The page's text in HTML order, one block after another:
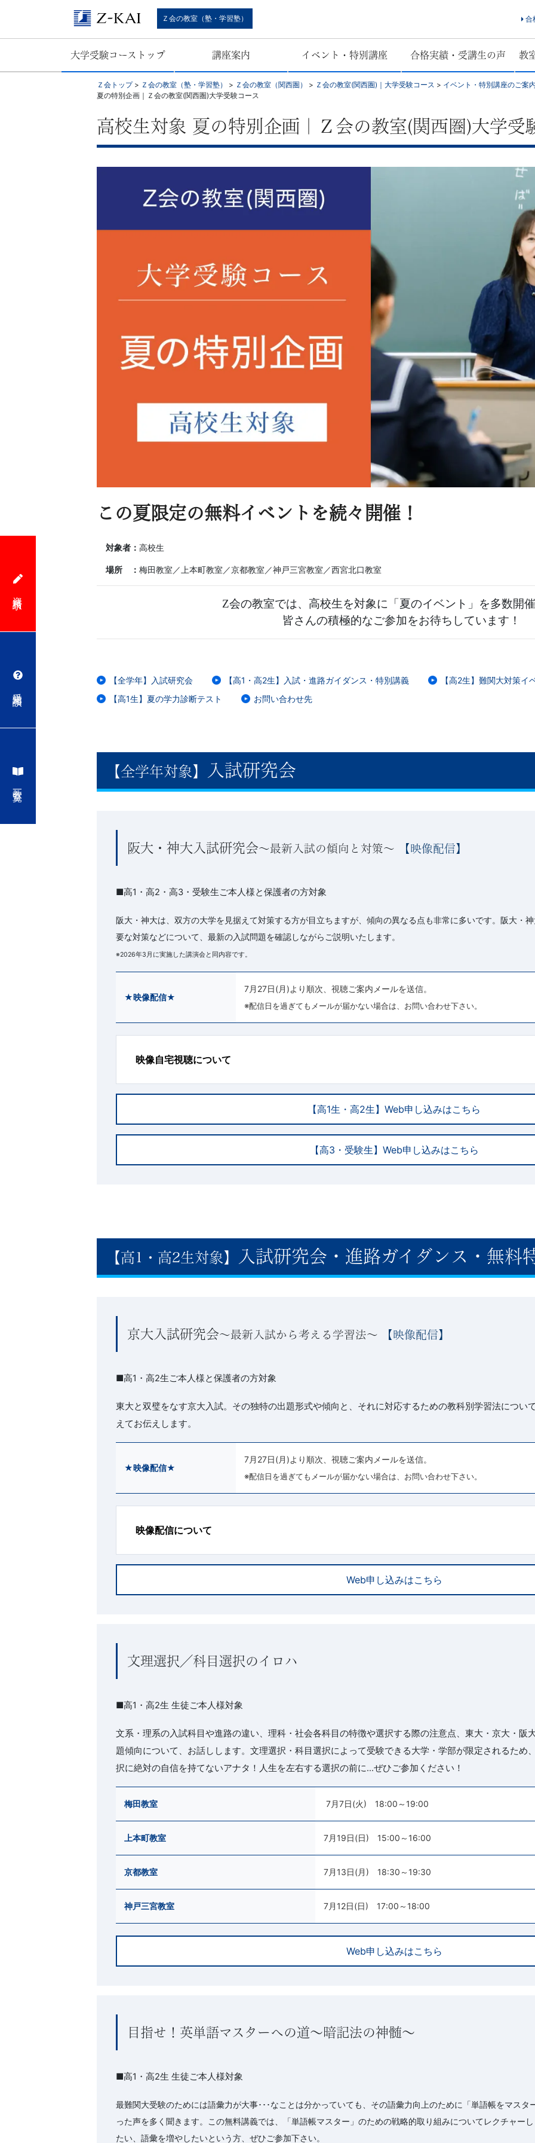
関
校
Ｚ会の教室（塾・学習塾） 合
大学受験コーストップ 講座案内 イベント・特別講座 合格実績・受講生の声 教
Ｚ会トップ> Ｚ会の教室（塾・学習塾） > Ｚ会の教室（関西圏） > Ｚ会の教室(関西圏)｜大学受験コース > イベント・特別講座のご案
夏の特別企画｜Ｚ会の教室(関西圏)大学受験コース
高校生対象 夏の特別企画｜Ｚ会の教室(関西圏)大学受
この夏限定の無料イベントを続々開催！
対象者： 高校生
場所 ： 梅田教室／上本町教室／京都教室／神戸三宮教室／西宮北口教室
Z会の教室では、高校生を対象に「夏のイベント」を多数開
皆さんの積極的なご参加をお待ちしています！
【全学年】入試研究会 【高1・高2生】入試・進路ガイダンス・特別講義
【高2生】難関大対策イ
【高1生】夏の学力診断テスト
お問い合わせ先
【全学年対象】 入試研究会
阪大・神大入試研究会～最新入試の傾向と対策～ 【映像配信】
■高1・高2・高3・受験生ご本人様と保護者の方対象
阪大・神大は、双方の大学を見据えて対策する方が目立ちますが、傾向の異なる点も非常に多いです。阪大・
要な対策などについて、最新の入試問題を確認しながらご説明いたします。
※2026年3月に実施した講演会と同内容です。
★映像配信★
7月27日(月)より順次、視聴ご案内メールを送信。
※配信日を過ぎてもメールが届かない場合は、お問い合わせ下さい。
映像自宅視聴について
【高1生・高2生】Web申し込みはこちら
【高3・受験生】Web申し込みはこちら
【高1・高2生対象】 入試研究会・進路ガイダンス・無料
京大入試研究会～最新入試から考える学習法～ 【映像配信】
■高1・高2生ご本人様と保護者の方対象
東大と双璧をなす京大入試。その独特の出題形式や傾向と、それに対応するための教科別学習法につい
えてお伝えします。
★映像配信★
7月27日(月)より順次、視聴ご案内メールを送信。
※配信日を過ぎてもメールが届かない場合は、お問い合わせ下さい。
映像配信について
Web申し込みはこちら
文理選択／科目選択のイロハ
■高1・高2生 生徒ご本人様対象
文系・理系の入試科目や進路の違い、理科・社会各科目の特徴や選択する際の注意点、東大・京大・阪
題傾向について、お話しします。文理選択・科目選択によって受験できる大学・学部が限定されるため
択に絶対の自信を持てないアナタ！人生を左右する選択の前に…ぜひご参加ください！
梅田教室 7月7日(火) 18:00～19:00
上本町教室 7月19日(日) 15:00～16:00
京都教室 7月13日(月) 18:30～19:30
神戸三宮教室 7月12日(日) 17:00～18:00
Web申し込みはこちら
目指せ！英単語マスターへの道～暗記法の神髄～
■高1・高2生 生徒ご本人様対象
最難関大受験のためには語彙力が大事･･･なことは分かっていても、その語彙力向上のために「単語帳をマスタ
った声を多く聞きます。この無料講義では、「単語帳マスター」のための戦略的取り組みについてレクチャー
たい、語彙を増やしたいという方、ぜひご参加下さい。